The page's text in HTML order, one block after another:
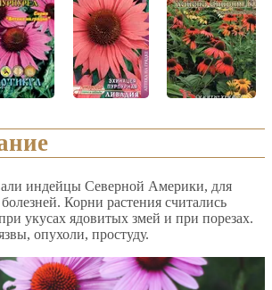
индейцы Северной Америки, для
Корни растения считались
укусах ядовитых змей и при порезах.
опухоли, простуду.